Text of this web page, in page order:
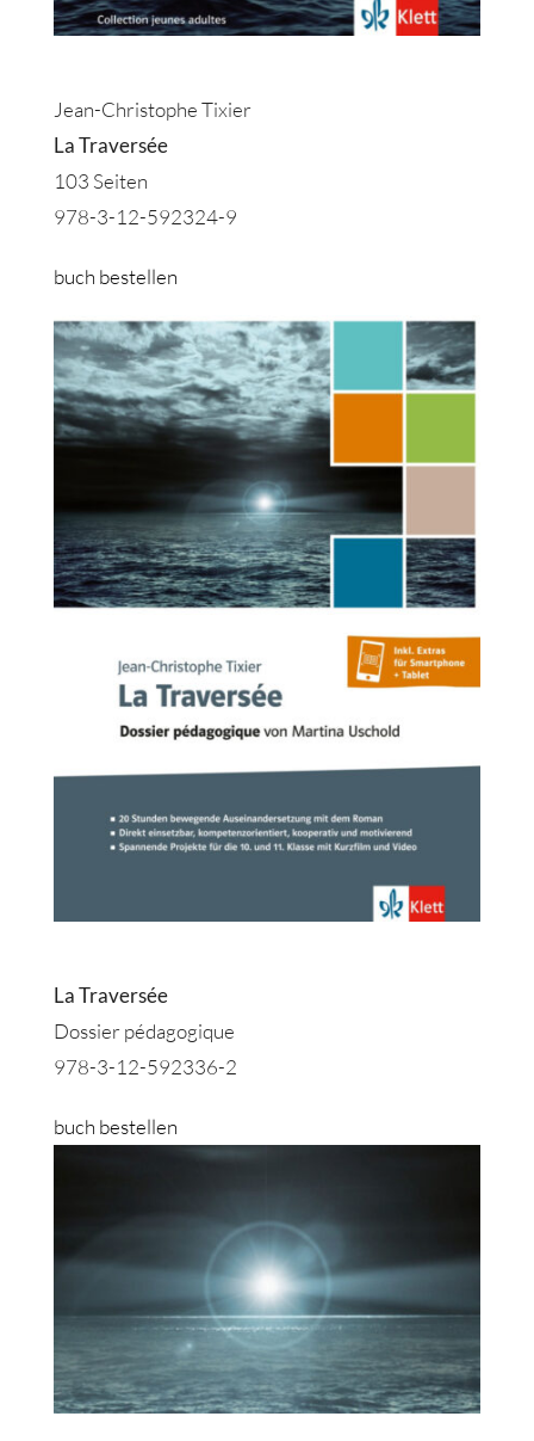
Jean-Christophe Tixier
La Traversée
103 Seiten
978-3-12-592324-9
buch bestellen
La Traversée
Dossier pédagogique
978-3-12-592336-2
buch bestellen